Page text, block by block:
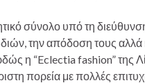
σύνολο υπό τη διεύθυνση
την απόδοση τους αλλά
η “Eclectia fashion” της
πορεία με πολλές